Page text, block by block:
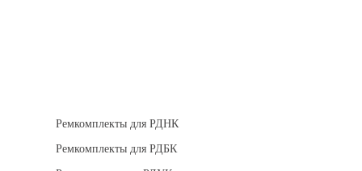
Ремкомплекты для РДНК
Ремкомплекты для РДБК